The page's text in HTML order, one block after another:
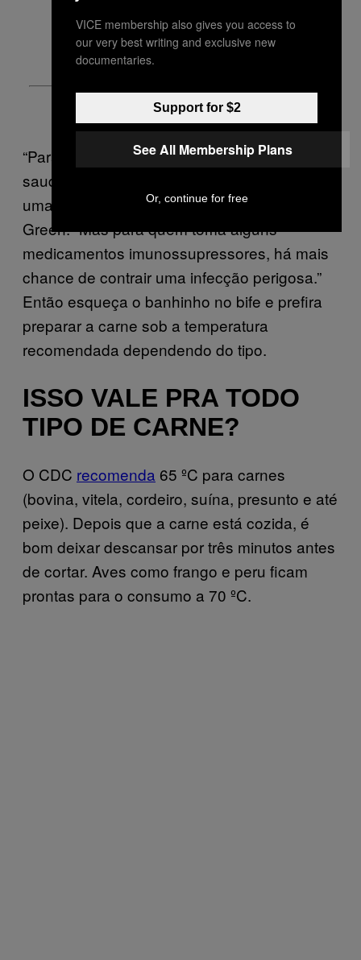
“Para pessoas com sistema imunológico
saudável, isso tende a se manifestar como
uma gastroenterite de tempo limitado”, diz
Green. “Mas para quem toma alguns
medicamentos imunossupressores, há mais
chance de contrair uma infecção perigosa.”
Então esqueça o banhinho no bife e prefira
preparar a carne sob a temperatura
recomendada dependendo do tipo.
ISSO VALE PRA TODO
TIPO DE CARNE?
O CDC recomenda 65 ºC para carnes
(bovina, vitela, cordeiro, suína, presunto e até
peixe). Depois que a carne está cozida, é
bom deixar descansar por três minutos antes
de cortar. Aves como frango e peru ficam
prontas para o consumo a 70 ºC.
VICE membership also gives you access to
our very best writing and exclusive new
documentaries.
Support for $2
See All Membership Plans
Or, continue for free